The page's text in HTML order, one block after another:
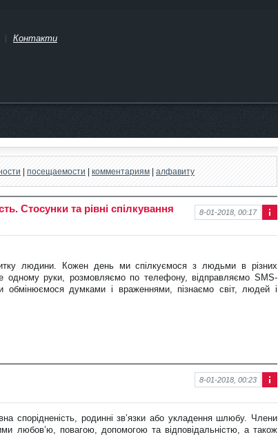
Контакти
| посещаемости | комментариям | алфавиту
ор
про
нов
ину
8-01-2018, 00:17
Стосунки та рівні спілкування
людини. Кожен день ми спілкуємося з людьми в різних
одному руки, розмовляємо по телефону, відправляємо SMS-
обмінюємося думками і враженнями, пізнаємо світ, людей і
ор
ція
про
8-01-2018, 00:23
спорідненість, родинні зв’язки або укладення шлюбу. Члени
любов’ю, повагою, допомогою та відповідальністю, а також